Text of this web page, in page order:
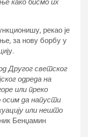
како бисмо их
рекао је
за нову борбу у
Другог светског
одреда на
или преко
осим да напусти
или нешто
Бенџамин